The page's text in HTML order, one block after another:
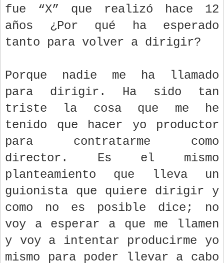
fue “X” que realizó hace 12
años ¿Por qué ha esperado
tanto para volver a dirigir?
Porque nadie me ha llamado
para dirigir. Ha sido tan
triste la cosa que me he
tenido que hacer yo productor
para contratarme como
director. Es el mismo
planteamiento que lleva un
guionista que quiere dirigir y
como no es posible dice; no
voy a esperar a que me llamen
y voy a intentar producirme yo
mismo para poder llevar a cabo